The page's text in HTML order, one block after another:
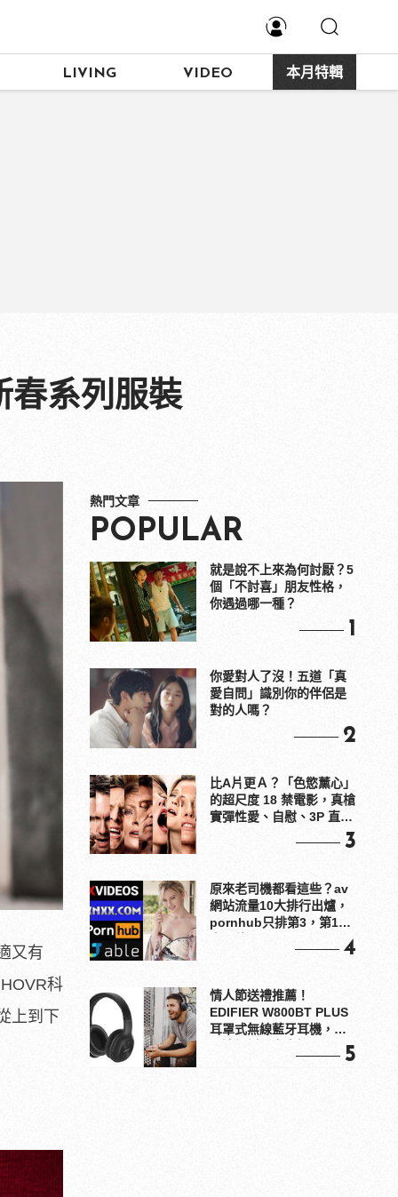
LIVING VIDEO 本月特輯
春系列服裝
又有
科
上到下
熱門文章
POPULAR
就是說不上來為何討厭？5
個「不討喜」朋友性格，
你遇過哪一種？
1
你愛對人了沒！五道「真
愛自問」識別你的伴侶是
對的人嗎？
2
比A片更Ａ？「色慾薰心」
的超尺度 18 禁電影，真槍
實彈性愛、自慰、3P 直接
3
原來老司機都看這些？av
網站流量10大排行出爐，
pornhub只排第3，第1名
4
情人節送禮推薦！
EDIFIER W800BT PLUS
耳罩式無線藍牙耳機，在
5